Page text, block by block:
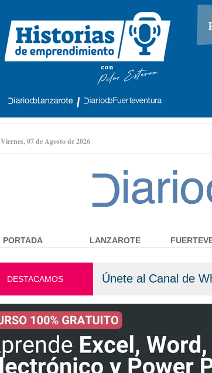
Viernes, 07 de Agosto de 2026
DESTACAMOS Únete al Canal de
PORTADA LANZAROTE